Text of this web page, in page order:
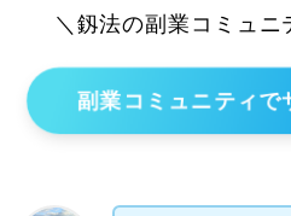
＼釼法の副業コミュニ
副業コミュニティで